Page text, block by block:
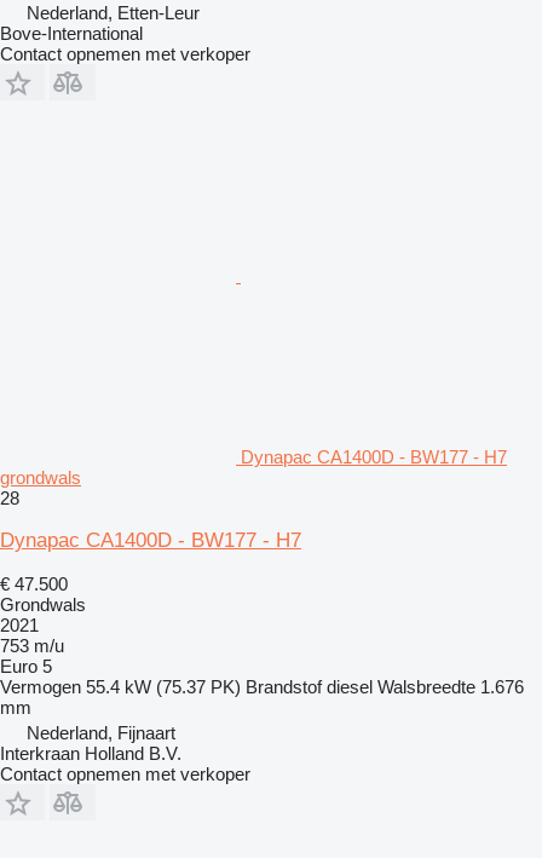
Nederland, Etten-Leur
Bove-International
Contact opnemen met verkoper
Dynapac CA1400D - BW177 - H7
grondwals
28
Dynapac CA1400D - BW177 - H7
€ 47.500
Grondwals
2021
753 m/u
Euro 5
Vermogen 55.4 kW (75.37 PK) Brandstof diesel Walsbreedte 1.676
mm
Nederland, Fijnaart
Interkraan Holland B.V.
Contact opnemen met verkoper